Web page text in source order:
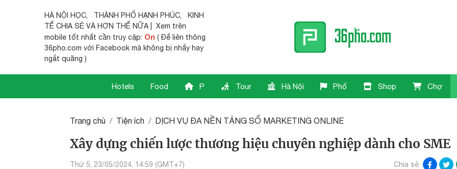
HÀ NỘI HỌC, THÀNH PHỐ HẠNH PHÚC,
KINH
TẾ CHIA SẺ VÀ HƠN THẾ NỮA | Xem trên
mobile tốt nhất cần truy cập: On ( Để liên thông
36pho.com với Facebook mà không bị nhẩy hay
ngắt quãng )
Hotels Food P Tour Hà Nội Phố Shop Chợ
Trang chủ Tiện ích DỊCH VỤ ĐA NỀN TẢNG SỐ MARKETING ONLINE
Xây dựng chiến lược thương hiệu chuyên nghiệp dành cho SME
Thứ 5, 23/05/2024, 14:59 (GMT+7) Chia sẻ